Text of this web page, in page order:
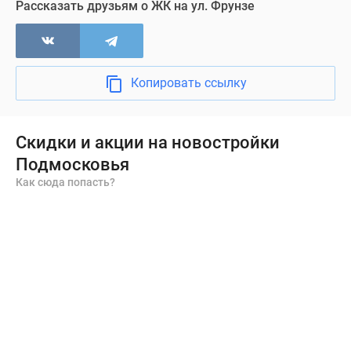
Рассказать друзьям о ЖК на ул. Фрунзе
Копировать ссылку
Скидки и акции на новостройки
Подмосковья
Как сюда попасть?